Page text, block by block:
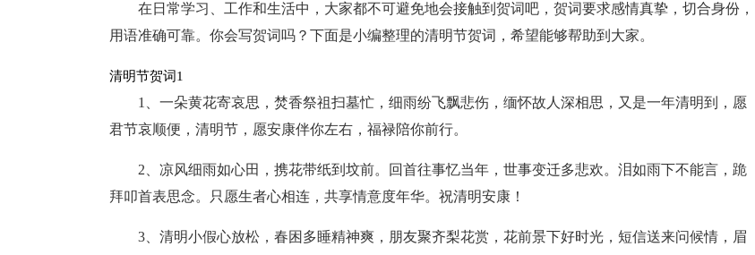
在日常学习、工作和生活中，大家都不可避免地会接触到贺词吧，贺词要求感情真挚，切合身份，
用语准确可靠。你会写贺词吗？下面是小编整理的清明节贺词，希望能够帮助到大家。
清明节贺词1
1、一朵黄花寄哀思，焚香祭祖扫墓忙，细雨纷飞飘悲伤，缅怀故人深相思，又是一年清明到，愿
君节哀顺便，清明节，愿安康伴你左右，福禄陪你前行。
2、凉风细雨如心田，携花带纸到坟前。回首往事忆当年，世事变迁多悲欢。泪如雨下不能言，跪
拜叩首表思念。只愿生者心相连，共享情意度年华。祝清明安康！
3、清明小假心放松，春困多睡精神爽，朋友聚齐梨花赏，花前景下好时光，短信送来问候情，眉